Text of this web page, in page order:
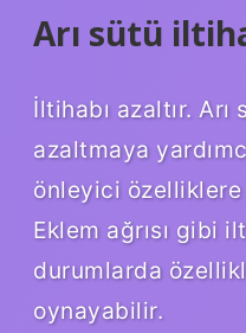
Arı sütü
İltihabı azaltır.
azaltmaya
önleyici
Eklem ağrısı gibi
durumlarda
oynayabilir.